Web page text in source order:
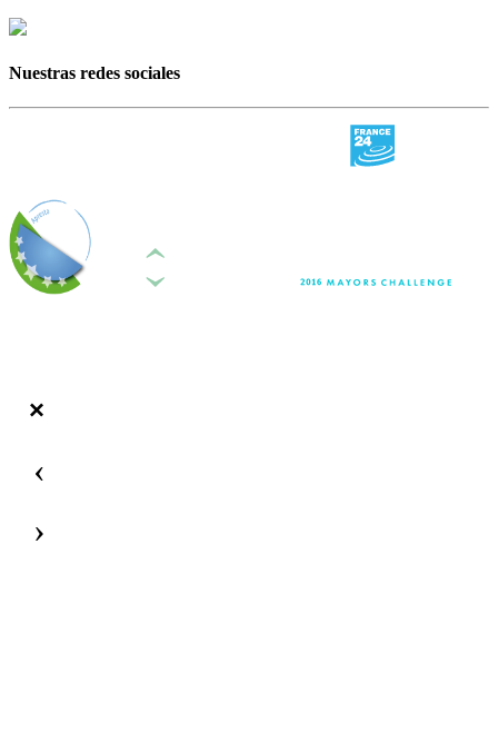
Nuestras redes sociales
‹
›